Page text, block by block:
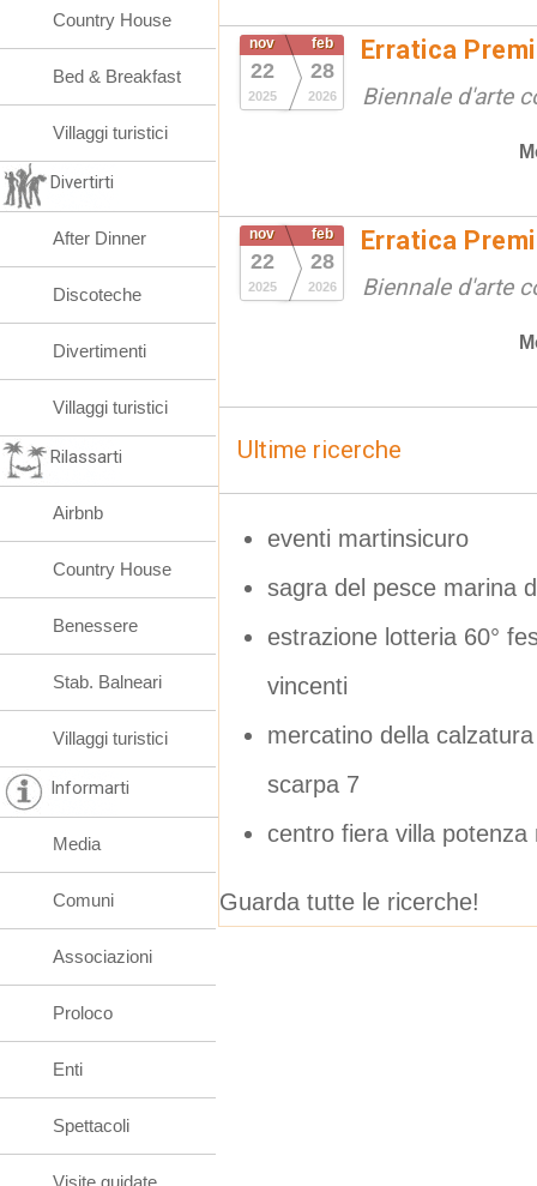
nov
22
2025
feb
28
2026
Erratica
Biennale d'arte
nov
22
2025
feb
28
2026
Erratica
Biennale d'arte
Ultime ricerche
eventi martinsicuro
sagra del pesce marina
estrazione lotteria 60°
vincenti
mercatino della
scarpa 7
centro fiera villa
Guarda tutte le ricerche!
Country House
Bed & Breakfast
Villaggi turistici
Divertirti
After Dinner
Discoteche
Divertimenti
Villaggi turistici
Rilassarti
Airbnb
Country House
Benessere
Stab. Balneari
Villaggi turistici
Informarti
Media
Comuni
Associazioni
Proloco
Enti
Spettacoli
Visite guidate